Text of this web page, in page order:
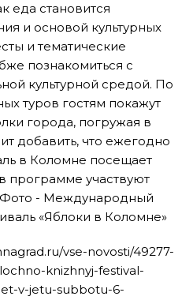
еда становится
и основой культурных
и тематические
познакомиться с
культурной средой. По
туров гостям покажут
города, погружая в
добавить, что ежегодно
в Коломне посещает
программе участвуют
Фото - Международный
«Яблоки в Коломне»
vse-novosti/49277-
knizhnyj-festival-
v-jetu-subbotu-6-